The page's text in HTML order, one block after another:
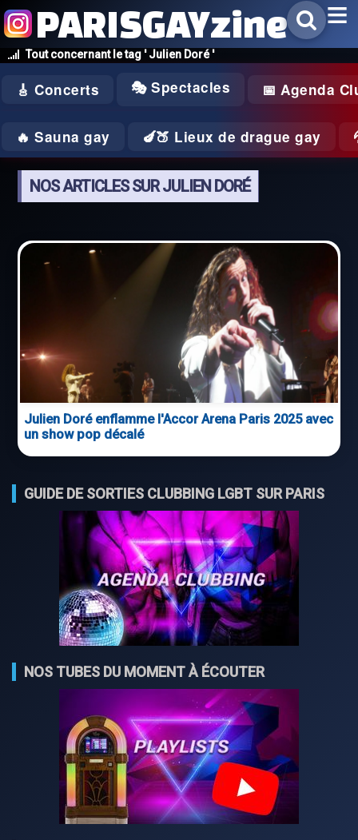
Tout concernant le tag ' Julien Doré '
PARISGAYzine
🎸 Concerts 🎭 Spectacles 📅 Agenda
🔥 Sauna gay 🍆🍑 Lieux de drague gay
NOS ARTICLES SUR JULIEN DORÉ
Julien Doré enflamme l'Accor Arena Paris 2025 avec
un show pop décalé
GUIDE DE SORTIES CLUBBING LGBT SUR PARIS
NOS TUBES DU MOMENT À ÉCOUTER